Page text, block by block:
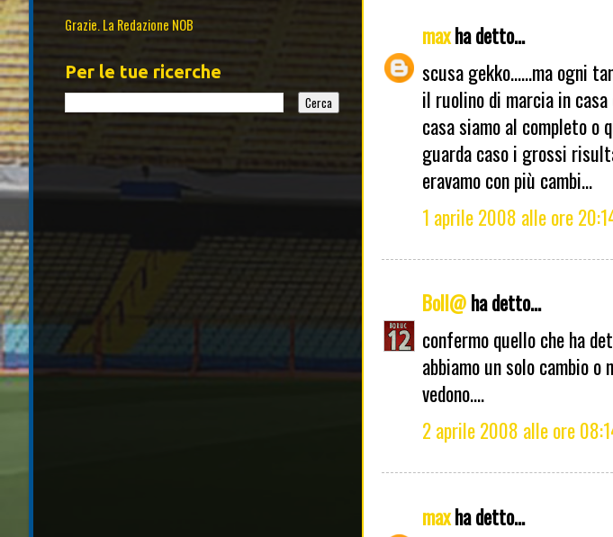
maxha detto...
scusa gekko......ma ogni
il ruolino di marcia in
casa siamo al completo o
guarda caso i grossi
eravamo con più cambi...
1 aprile 2008 alle ore
Boll@ha detto...
confermo quello che ha
abbiamo un solo cambio
vedono....
2 aprile 2008 alle ore
maxha detto...
Grazie. La Redazione NOB
Per le tue ricerche